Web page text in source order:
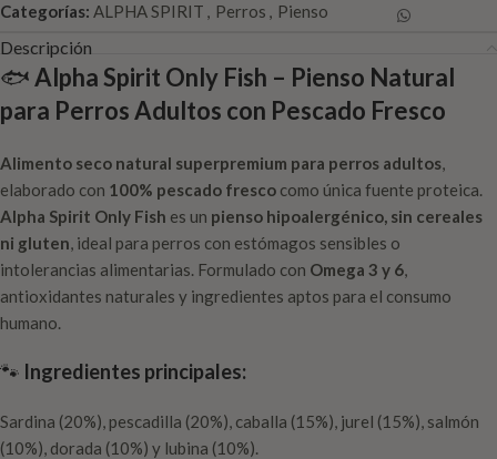
Categorías: ALPHA SPIRIT , Perros , Pienso
Descripción
🐟Alpha Spirit Only Fish – Pienso Natural
para Perros Adultos con Pescado Fresco
Alimento seco natural superpremium para perros adultos,
elaborado con 100% pescado fresco como única fuente proteica.
Alpha Spirit Only Fish es un pienso hipoalergénico, sin cereales
ni gluten, ideal para perros con estómagos sensibles o
intolerancias alimentarias. Formulado con Omega 3 y 6,
antioxidantes naturales y ingredientes aptos para el consumo
humano.
🐾 Ingredientes principales:
Sardina (20%), pescadilla (20%), caballa (15%), jurel (15%), salmón
(10%), dorada (10%) y lubina (10%).